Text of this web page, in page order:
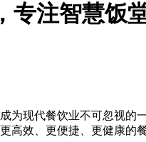
专注智慧饭
现代餐饮业不可忽视的
高效、更便捷、更健康的餐